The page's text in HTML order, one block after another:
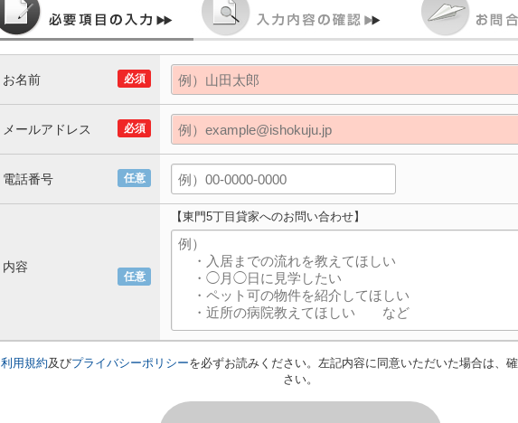
必須
お名前
必須
メールアドレス
任意
電話番号
任意
内容
【東門5丁目貸家へのお問い合わせ】
利用規約及びプライバシーポリシーを必ずお読みください。左記内容に同意いただいた場合は、
さい。